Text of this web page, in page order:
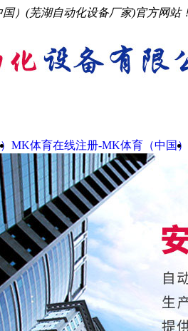
）(芜湖自动化设备厂家)官方网站
MK体育在线注册-MK体育（中国）